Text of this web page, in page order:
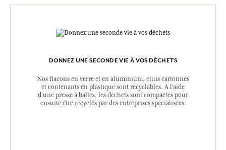
DONNEZ UNE SECONDE VIE À VOS DÉCHETS
Nos flacons en verre et en aluminium, étuis cartonnés
et contenants en plastique sont recyclables. A l’aide
d’une presse à balles, les déchets sont compactés pour
ensuite être recyclés par des entreprises spécialisées.